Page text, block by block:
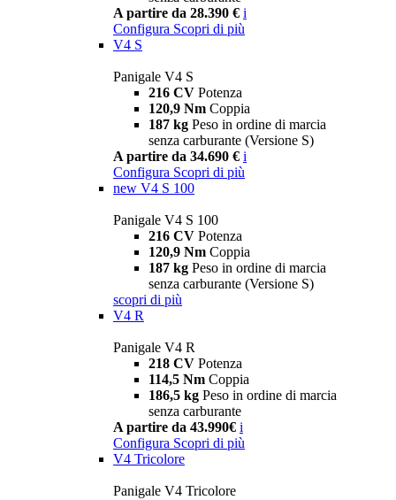
A partire da 28.390 € i
Configura Scopri di più
V4 S
Panigale V4 S
216 CV Potenza
120,9 Nm Coppia
187 kg Peso in ordine di marcia
senza carburante (Versione S)
A partire da 34.690 € i
Configura Scopri di più
new V4 S 100
Panigale V4 S 100
216 CV Potenza
120,9 Nm Coppia
187 kg Peso in ordine di marcia
senza carburante (Versione S)
scopri di più
V4 R
Panigale V4 R
218 CV Potenza
114,5 Nm Coppia
186,5 kg Peso in ordine di marcia
senza carburante
A partire da 43.990€ i
Configura Scopri di più
V4 Tricolore
Panigale V4 Tricolore